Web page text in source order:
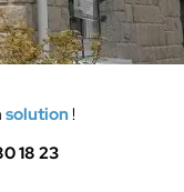
solution!
18 23